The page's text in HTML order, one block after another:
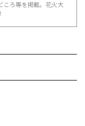
ころ等を掲載。花火大